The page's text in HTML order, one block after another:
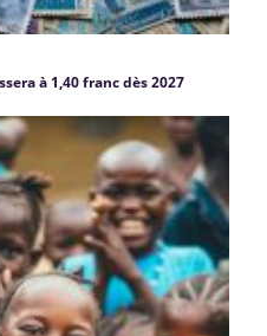
à 1,40 franc dès 2027